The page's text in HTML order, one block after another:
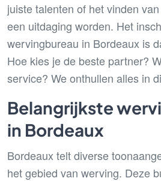
juiste talenten of het vinden
een uitdaging worden. Het
wervingbureau in Bordeaux is
Hoe kies je de beste partner?
service? We onthullen alles in
Belangrijkste
in Bordeaux
Bordeaux telt diverse
het gebied van werving. Deze